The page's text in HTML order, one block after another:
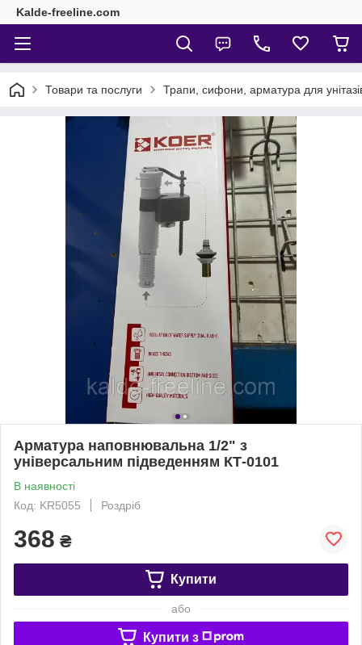
Kalde-freeline.com
Товари та послуги Трапи, сифони, арматура для
Арматура наповнювальна 1/2" з
універсальним підведенням КТ-0101
В наявності
Код: KR5055
Роздріб
368 ₴
Купити
або
Купити з